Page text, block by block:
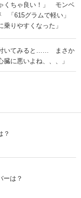
くちゃ良い！」 モンベ
「615グラムで軽い」
乗りやすくなった」
いてみると…… まさか
に悪いよね、、、」
？
ーは？